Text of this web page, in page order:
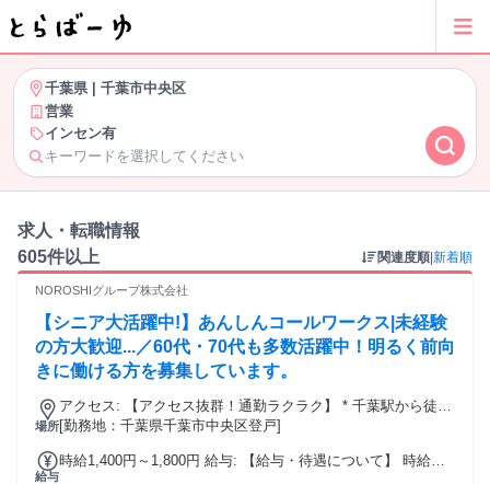
千葉県| 千葉市中央区
営業
インセン有
キーワードを選択してください
求人・転職情報
605件以上
関連度順 新着順
NOROSHIグループ株式会社
【シニア大活躍中!】あんしんコールワークス|未経験
の方大歓迎...／60代・70代も多数活躍中！明るく前向
きに働ける方を募集しています。
場所
アクセス: 【アクセス抜群！通勤ラクラク】 * 千葉駅から徒歩
7分 * 新千葉駅から徒歩5分 * 市役所前駅から徒歩3分 駅チカ
[勤務地：千葉県千葉市中央区登戸]
給与
時給1,400円～1,800円 給与: 【給与・待遇について】 時給は